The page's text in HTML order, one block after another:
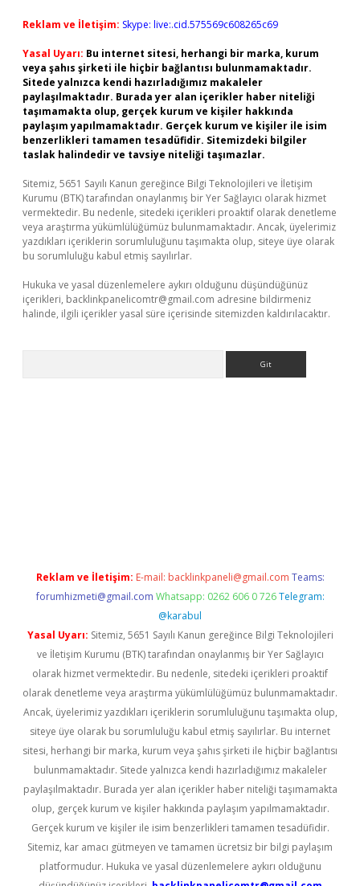
Reklam ve İletişim: Skype: live:.cid.575569c608265c69
Yasal Uyarı: Bu internet sitesi, herhangi bir marka, kurum
veya şahıs şirketi ile hiçbir bağlantısı bulunmamaktadır.
Sitede yalnızca kendi hazırladığımız makaleler
paylaşılmaktadır. Burada yer alan içerikler haber niteliği
taşımamakta olup, gerçek kurum ve kişiler hakkında
paylaşım yapılmamaktadır. Gerçek kurum ve kişiler ile isim
benzerlikleri tamamen tesadüfidir. Sitemizdeki bilgiler
taslak halindedir ve tavsiye niteliği taşımazlar.
Sitemiz, 5651 Sayılı Kanun gereğince Bilgi Teknolojileri ve İletişim
Kurumu (BTK) tarafından onaylanmış bir Yer Sağlayıcı olarak hizmet
vermektedir. Bu nedenle, sitedeki içerikleri proaktif olarak denetleme
veya araştırma yükümlülüğümüz bulunmamaktadır. Ancak, üyelerimiz
yazdıkları içeriklerin sorumluluğunu taşımakta olup, siteye üye olarak
bu sorumluluğu kabul etmiş sayılırlar.
Hukuka ve yasal düzenlemelere aykırı olduğunu düşündüğünüz
içerikleri, backlinkpanelicomtr@gmail.com adresine bildirmeniz
halinde, ilgili içerikler yasal süre içerisinde sitemizden kaldırılacaktır.
Reklam ve İletişim: E-mail: backlinkpaneli@gmail.com Teams:
forumhizmeti@gmail.com Whatsapp: 0262 606 0 726 Telegram:
@karabul
Yasal Uyarı: Sitemiz, 5651 Sayılı Kanun gereğince Bilgi Teknolojileri
ve İletişim Kurumu (BTK) tarafından onaylanmış bir Yer Sağlayıcı
olarak hizmet vermektedir. Bu nedenle, sitedeki içerikleri proaktif
olarak denetleme veya araştırma yükümlülüğümüz bulunmamaktadır.
Ancak, üyelerimiz yazdıkları içeriklerin sorumluluğunu taşımakta olup,
siteye üye olarak bu sorumluluğu kabul etmiş sayılırlar. Bu internet
sitesi, herhangi bir marka, kurum veya şahıs şirketi ile hiçbir bağlantısı
bulunmamaktadır. Sitede yalnızca kendi hazırladığımız makaleler
paylaşılmaktadır. Burada yer alan içerikler haber niteliği taşımamakta
olup, gerçek kurum ve kişiler hakkında paylaşım yapılmamaktadır.
Gerçek kurum ve kişiler ile isim benzerlikleri tamamen tesadüfidir.
Sitemiz, kar amacı gütmeyen ve tamamen ücretsiz bir bilgi paylaşım
platformudur. Hukuka ve yasal düzenlemelere aykırı olduğunu